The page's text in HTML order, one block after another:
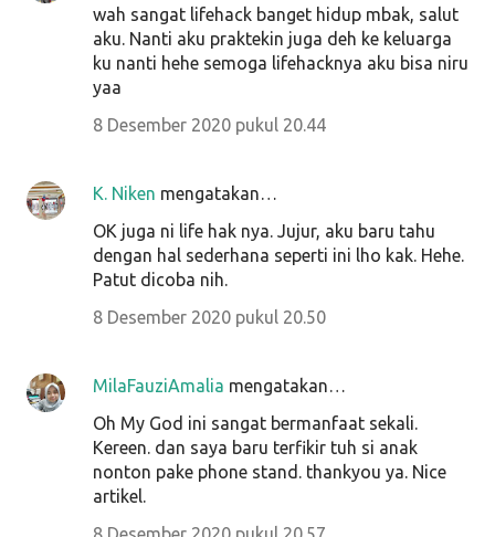
wah sangat lifehack banget hidup mbak, salut
aku. Nanti aku praktekin juga deh ke keluarga
ku nanti hehe semoga lifehacknya aku bisa niru
yaa
8 Desember 2020 pukul 20.44
K. Niken mengatakan…
OK juga ni life hak nya. Jujur, aku baru tahu
dengan hal sederhana seperti ini lho kak. Hehe.
Patut dicoba nih.
8 Desember 2020 pukul 20.50
MilaFauziAmalia mengatakan…
Oh My God ini sangat bermanfaat sekali.
Kereen. dan saya baru terfikir tuh si anak
nonton pake phone stand. thankyou ya. Nice
artikel.